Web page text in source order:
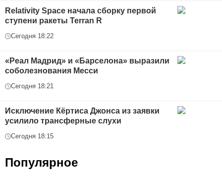
Relativity Space начала сборку первой
ступени ракеты Terran R
Сегодня 18:22
«Реал Мадрид» и «Барселона» выразили
соболезнования Месси
Сегодня 18:21
Исключение Кёртиса Джонса из заявки
усилило трансферные слухи
Сегодня 18:15
Популярное